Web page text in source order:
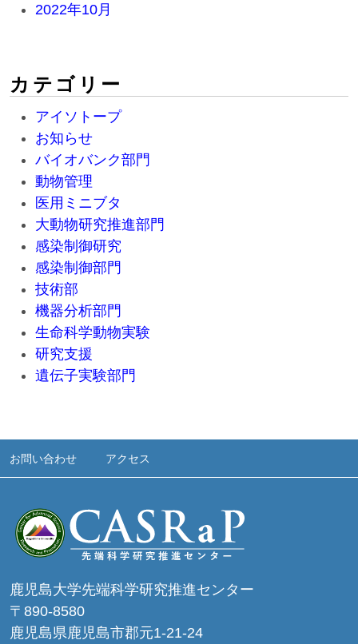
2022年10月
カテゴリー
アイソトープ
お知らせ
バイオバンク部門
動物管理
医用ミニブタ
大動物研究推進部門
感染制御研究
感染制御部門
技術部
機器分析部門
生命科学動物実験
研究支援
遺伝子実験部門
お問い合わせ アクセス
鹿児島大学先端科学研究推進センター
〒890-8580
鹿児島県鹿児島市郡元1-21-24